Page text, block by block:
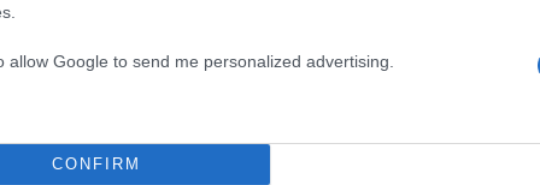
allow Google to send me personalized advertising.
CONFIRM
το Νewsit.gr στο